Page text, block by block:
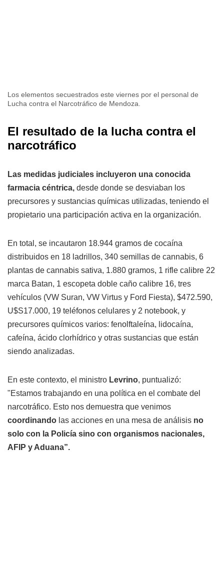
Los elementos secuestrados este viernes por el personal de
Lucha contra el Narcotráfico de Mendoza.
El resultado de la lucha contra el
narcotráfico
Las medidas judiciales incluyeron una conocida
farmacia céntrica, desde donde se desviaban los
precursores y sustancias químicas utilizadas, teniendo el
propietario una participación activa en la organización.
En total, se incautaron 18.944 gramos de cocaína
distribuidos en 18 ladrillos, 340 semillas de cannabis, 6
plantas de cannabis sativa, 1.880 gramos, 1 rifle calibre 22
marca Batan, 1 escopeta doble caño calibre 16, tres
vehículos (VW Suran, VW Virtus y Ford Fiesta), $472.590,
U$S17.000, 19 teléfonos celulares y 2 notebook, y
precursores químicos varios: fenolftaleína, lidocaína,
cafeína, ácido clorhídrico y otras sustancias que están
siendo analizadas.
En este contexto, el ministro Levrino, puntualizó:
"Estamos trabajando en una política en el combate del
narcotráfico. Esto nos demuestra que venimos
coordinando las acciones en una mesa de análisis no
solo con la Policía sino con organismos nacionales,
AFIP y Aduana”.